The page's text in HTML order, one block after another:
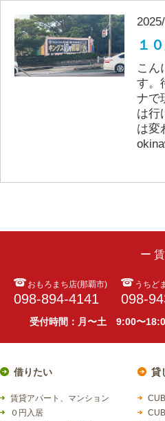
１
こん
す。
ナで
は行
は変
ー
おもろまち店(那覇市)
098-894-4141
うちど
098-
受付時間：月〜土 9:00〜
借りたい
賃貸アパート、マンション
０円入居
貸